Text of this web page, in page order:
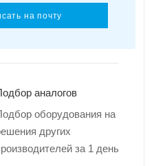
на почту
аналогов
оборудования на
других
за 1 день